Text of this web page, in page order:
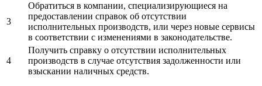
3
Обратиться в компании, специализирующиеся на
предоставлении справок об отсутствии
исполнительных производств, или через новые сервисы
в соответствии с изменениями в законодательстве.
4
Получить справку о отсутствии исполнительных
производств в случае отсутствия задолженности или
взыскании наличных средств.